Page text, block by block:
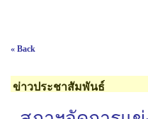
« Back
ข่าวประชาสัมพันธ์